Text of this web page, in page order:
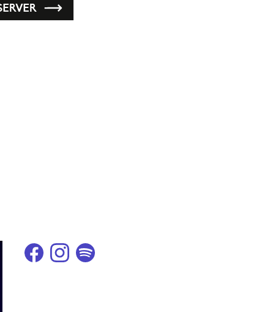
Facebook de l'artiste
Instagram de l'artiste
Spotify de l'artiste